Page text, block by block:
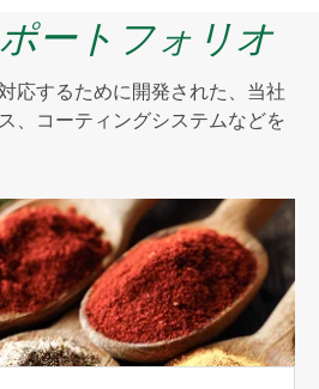
ートフォリオ
応するために開発された、当社
、コーティングシステムなどを